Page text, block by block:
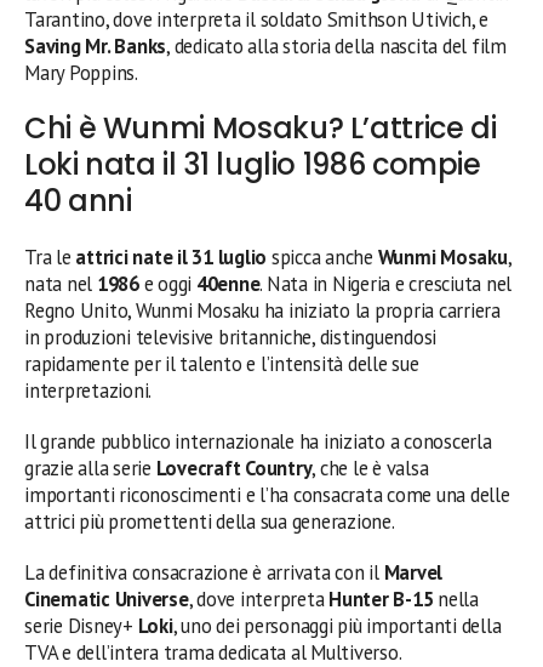
Tarantino, dove interpreta il soldato Smithson Utivich, e
Saving Mr. Banks, dedicato alla storia della nascita del film
Mary Poppins.
Chi è Wunmi Mosaku? L’attrice di
Loki nata il 31 luglio 1986 compie
40 anni
Tra le attrici nate il 31 luglio spicca anche Wunmi Mosaku,
nata nel 1986e oggi 40enne. Nata in Nigeria e cresciuta nel
Regno Unito, Wunmi Mosaku ha iniziato la propria carriera
in produzioni televisive britanniche, distinguendosi
rapidamente per il talento e l’intensità delle sue
interpretazioni.
Il grande pubblico internazionale ha iniziato a conoscerla
grazie alla serie Lovecraft Country, che le è valsa
importanti riconoscimenti e l’ha consacrata come una delle
attrici più promettenti della sua generazione.
La definitiva consacrazione è arrivata con il Marvel
Cinematic Universe, dove interpretaHunter B-15 nella
serie Disney+ Loki, uno dei personaggi più importanti della
TVA e dell’intera trama dedicata al Multiverso.